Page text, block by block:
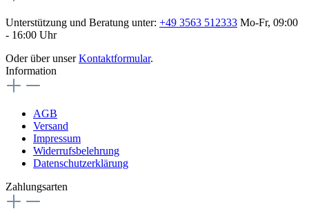
Unterstützung und Beratung unter: +49 3563 512333 Mo-Fr, 09:00
- 16:00 Uhr
Oder über unserKontaktformular.
Information
AGB
Versand
Impressum
Widerrufsbelehrung
Datenschutzerklärung
Zahlungsarten